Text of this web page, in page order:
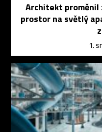
Architekt proměnil
prostor na světlý
1.